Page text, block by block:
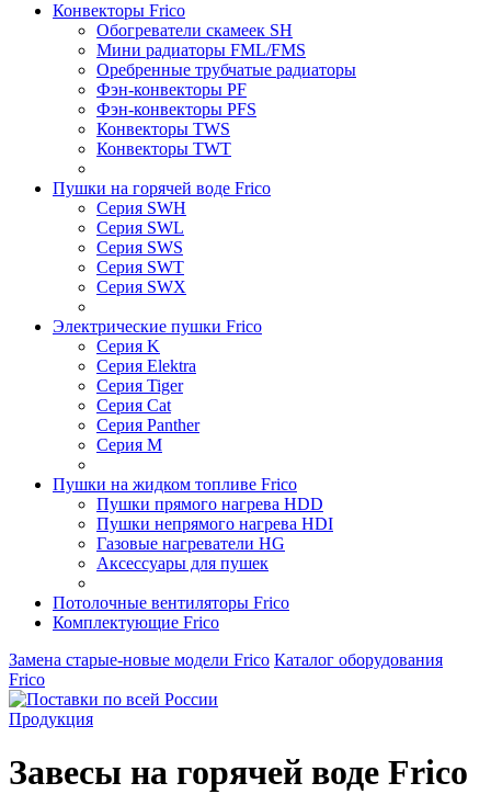
Конвекторы Frico
Обогреватели скамеек SH
Мини радиаторы FML/FMS
Оребренные трубчатые радиаторы
Фэн-конвекторы PF
Фэн-конвекторы PFS
Конвекторы TWS
Конвекторы TWT
Пушки на горячей воде Frico
Серия SWH
Серия SWL
Серия SWS
Серия SWT
Серия SWX
Электрические пушки Frico
Серия K
Серия Elektra
Серия Tiger
Серия Cat
Серия Panther
Серия M
Пушки на жидком топливе Frico
Пушки прямого нагрева HDD
Пушки непрямого нагрева HDI
Газовые нагреватели HG
Аксессуары для пушек
Потолочные вентиляторы Frico
Комплектующие Frico
Замена старые-новые модели Frico Каталог оборудования
Frico
Продукция
Завесы на горячей воде Frico